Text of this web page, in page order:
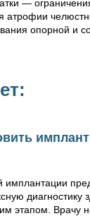
—
атрофии
опорной и
имплантации
диагностику
этапом. Врачу